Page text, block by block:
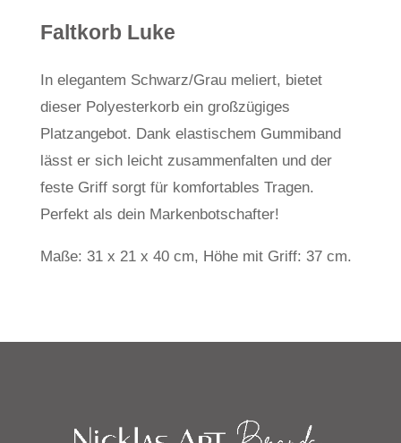
Faltkorb Luke
In elegantem Schwarz/Grau meliert, bietet
dieser Polyesterkorb ein großzügiges
Platzangebot. Dank elastischem Gummiband
lässt er sich leicht zusammenfalten und der
feste Griff sorgt für komfortables Tragen.
Perfekt als dein Markenbotschafter!
Maße: 31 x 21 x 40 cm, Höhe mit Griff: 37 cm.